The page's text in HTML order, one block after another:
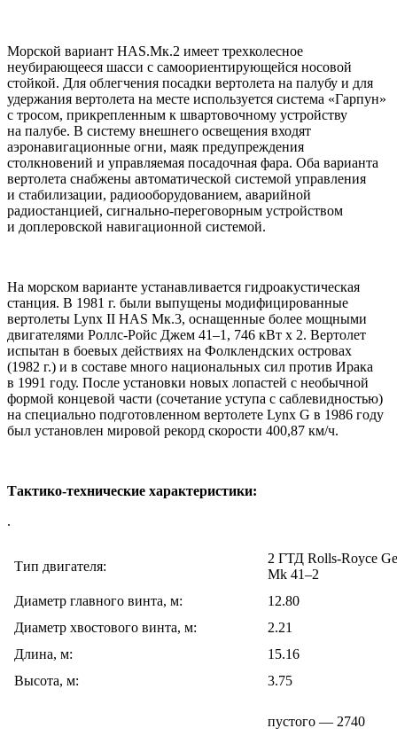
Морской вариант НАS.Мк.2 имеет трехколесное
неубирающееся шасси с самоориентирующейся носовой
стойкой. Для облегчения посадки вертолета на палубу и для
удержания вертолета на месте используется система «Гарпун»
с тросом, прикрепленным к швартовочному устройству
на палубе. В систему внешнего освещения входят
аэронавигационные огни, маяк предупреждения
столкновений и управляемая посадочная фара. Оба варианта
вертолета снабжены автоматической системой управления
и стабилизации, радиооборудованием, аварийной
радиостанцией, сигнально-переговорным устройством
и доплеровской навигационной системой.
На морском варианте устанавливается гидроакустическая
станция. В 1981 г. были выпущены модифицированные
вертолеты Lynx II HAS Мк.3, оснащенные более мощными
двигателями Роллс-Ройс Джем 41–1, 746 кВт х 2. Вертолет
испытан в боевых действиях на Фолклендских островах
(1982 г.) и в составе много национальных сил против Ирака
в 1991 году. После установки новых лопастей с необычной
формой концевой части (сочетание уступа с саблевидностью)
на специально подготовленном вертолете Lynx G в 1986 году
был установлен мировой рекорд скорости 400,87 км/ч.
Тактико-технические характеристики:
.
Тип двигателя:
2 ГТД Rolls-Royce
Mk 41–2
Диаметр главного винта, м:
12.80
Диаметр хвостового винта, м:
2.21
Длина, м:
15.16
Высота, м:
3.75
пустого — 2740